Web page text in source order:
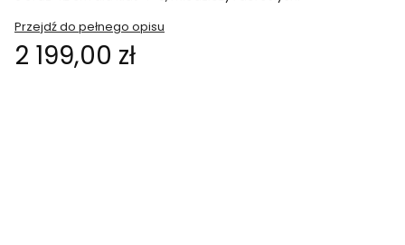
Przejdź do pełnego opisu
Cena
2 199,00 zł